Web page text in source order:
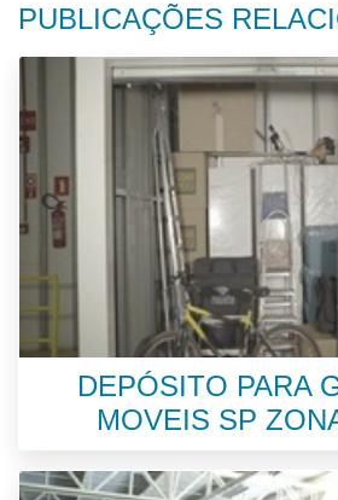
PUBLICAÇÕES
DEPÓSITO PARA
MOVEIS SP